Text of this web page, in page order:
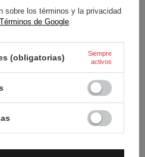
Blanco
sobre los términos y la privacidad
de Google.
(obligatorias)
Siempre
activos